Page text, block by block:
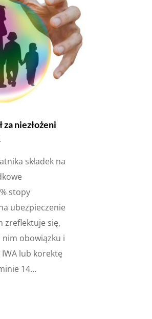
za niezłożeni
składek na
stopy
ubezpieczenie
zreflektuje się,
nim obowiązku i
IWA lub korektę
14…